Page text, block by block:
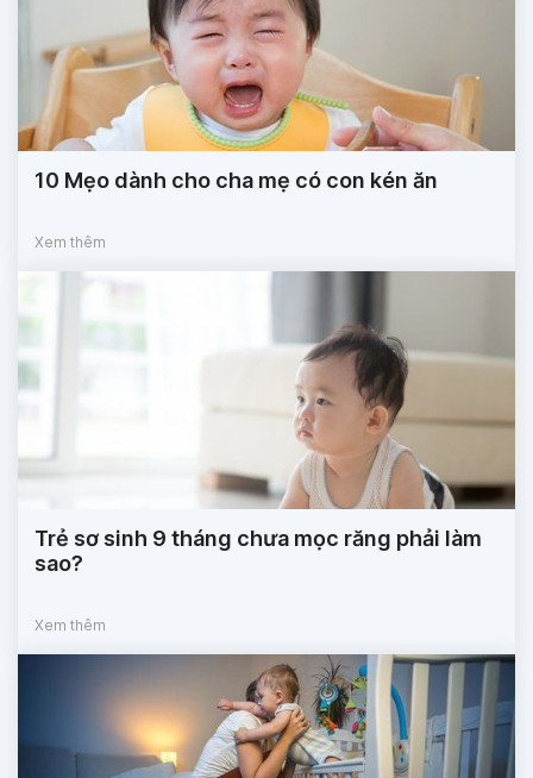
10 Mẹo dành cho cha mẹ có con kén ăn
Xem thêm
Trẻ sơ sinh 9 tháng chưa mọc răng phải làm
sao?
Xem thêm